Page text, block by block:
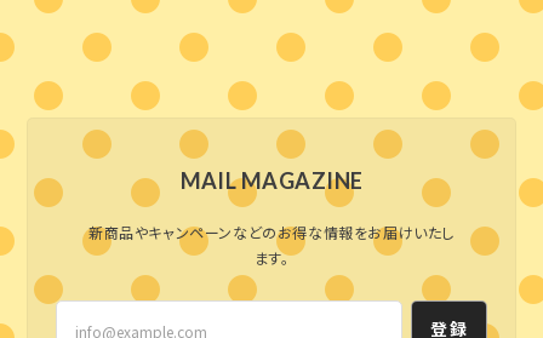
MAIL MAGAZINE
新商品やキャンペーンなどのお得な情報をお届けいたし
ます。
登録